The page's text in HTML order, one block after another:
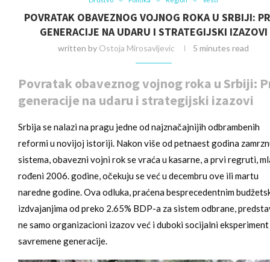
POVRATAK OBAVEZNOG VOJNOG ROKA U SRBIJI:
GENERACIJE NA UDARU I STRATEGIJSKI IZAZOVI
written by Ostoja Mirosavljevic 5 minutes read
Povratak obaveznog vojnog roka u Srbiji:
generacije na udaru i strategijski izazovi
Srbija se nalazi na pragu jedne od najznačajnijih odbrambenih
reformi u novijoj istoriji. Nakon više od petnaest godina
sistema, obavezni vojni rok se vraća u kasarne, a prvi regruti,
rođeni 2006. godine, očekuju se već u decembru ove ili martu
naredne godine. Ova odluka, praćena besprecedentnim
izdvajanjima od preko 2.65% BDP-a za sistem odbrane,
ne samo organizacioni izazov već i duboki socijalni eksperiment
savremene generacije.